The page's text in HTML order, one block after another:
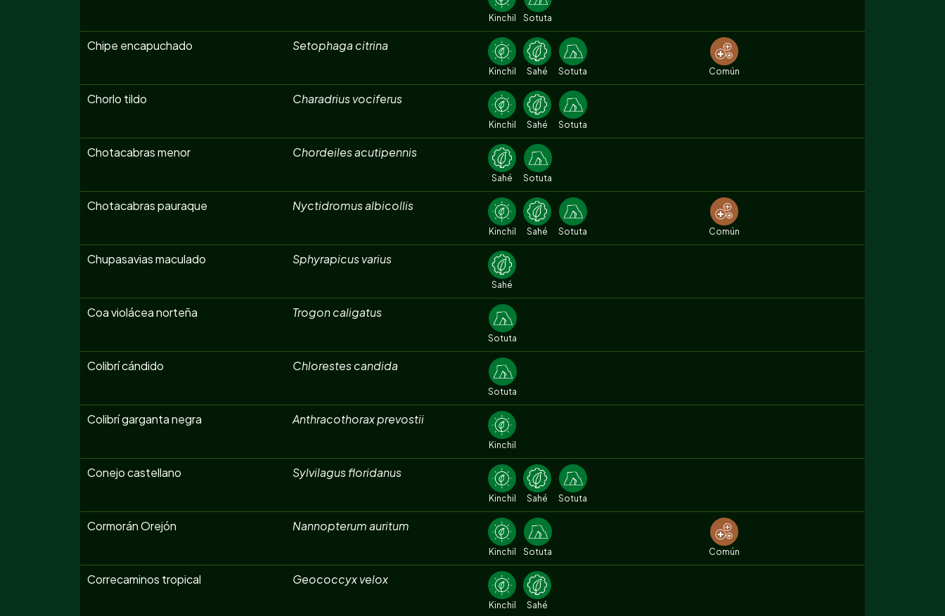
Kinchil Sotuta
Chipe encapuchado Setophaga citrina
Kinchil Sahé Sotuta Común
Chorlo tildo Charadrius vociferus
Kinchil Sahé Sotuta
Chotacabras menor Chordeiles acutipennis
Sahé Sotuta
Chotacabras pauraque Nyctidromus albicollis
Kinchil Sahé Sotuta Común
Chupasavias maculado Sphyrapicus varius
Sahé
Coa violácea norteña Trogon caligatus
Sotuta
Colibrí cándido Chlorestes candida
Sotuta
Colibrí garganta negra Anthracothorax prevostii
Kinchil
Conejo castellano Sylvilagus floridanus
Kinchil Sahé Sotuta
Cormorán Orejón Nannopterum auritum
Kinchil Sotuta Común
Correcaminos tropical Geococcyx velox
Kinchil Sahé